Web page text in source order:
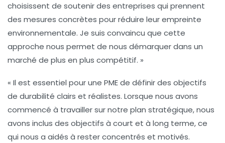
choisissent de soutenir des entreprises qui prennent
des mesures concrètes pour réduire leur empreinte
environnementale. Je suis convaincu que cette
approche nous permet de nous démarquer dans un
marché de plus en plus compétitif. »
« Il est essentiel pour une PME de définir des objectifs
de durabilité clairs et réalistes. Lorsque nous avons
commencé à travailler sur notre plan stratégique, nous
avons inclus des objectifs à court et à long terme, ce
qui nous a aidés à rester concentrés et motivés.